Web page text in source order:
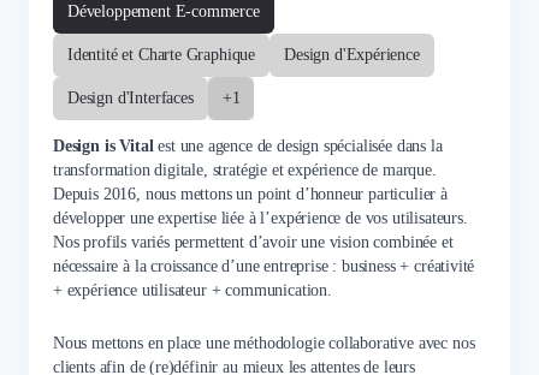
Développement E-commerce
Identité et Charte Graphique Design d'Expérience
Design d'Interfaces +1
Design is Vitalest une agence de design spécialisée dans la
transformation digitale, stratégie et expérience de marque.
Depuis 2016, nous mettons un point d’honneur particulier à
développer une expertise liée à l’expérience de vos utilisateurs.
Nos profils variés permettent d’avoir une vision combinée et
nécessaire à la croissance d’une entreprise : business + créativité
+ expérience utilisateur + communication.
Nous mettons en place une méthodologie collaborative avec nos
clients afin de (re)définir au mieux les attentes de leurs